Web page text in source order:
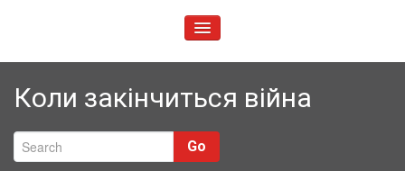
TOGGLE
Коли закінчиться війна
Go